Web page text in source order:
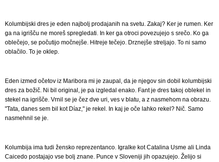
Kolumbijski dres je eden najbolj prodajanih na svetu. Zakaj? Ker je rumen. Ker
ga na igrišču ne moreš spregledati. In ker ga otroci povezujejo s srečo. Ko ga
oblečejo, se počutijo močnejše. Hitreje tečejo. Drznejše streljajo. To ni samo
oblačilo. To je oklep.
Eden izmed očetov iz Maribora mi je zaupal, da je njegov sin dobil kolumbijski
dres za božič. Ni bil original, je pa izgledal enako. Fant je dres takoj oblekel in
stekel na igrišče. Vrnil se je čez dve uri, ves v blatu, a z nasmehom na obrazu.
"Tata, danes sem bil kot Díaz," je rekel. In kaj je oče lahko rekel? Nič. Samo
nasmehnil se je.
Kolumbija ima tudi žensko reprezentanco. Igralke kot Catalina Usme ali Linda
Caicedo postajajo vse bolj znane. Punce v Sloveniji jih opazujejo. Želijo si